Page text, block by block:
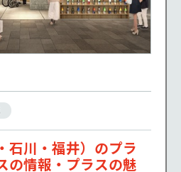
石川・福井）のプラ
の情報・プラスの魅